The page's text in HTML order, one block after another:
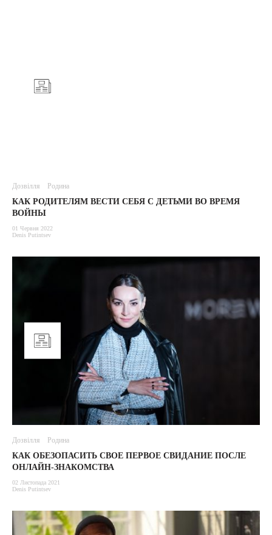
Дозвілля Родина
КАК РОДИТЕЛЯМ ВЕСТИ СЕБЯ С ДЕТЬМИ ВО ВРЕМЯ
ВОЙНЫ
01 Червня 2022
Denis Putintsev
Дозвілля Родина
КАК ОБЕЗОПАСИТЬ СВОЕ ПЕРВОЕ СВИДАНИЕ ПОСЛЕ
ОНЛАЙН-ЗНАКОМСТВА
02 Листопада 2021
Denis Putintsev